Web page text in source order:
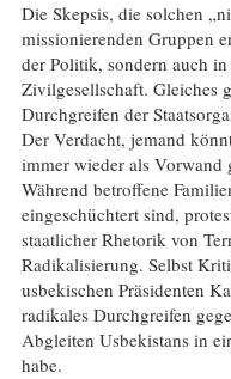
Die Skepsis, die solchen
missionierenden Gruppen
der Politik, sondern auch
Zivilgesellschaft. Gleiches
Durchgreifen der
Der Verdacht, jemand
immer wieder als Vorwand
Während betroffene
eingeschüchtert sind,
staatlicher Rhetorik von
Radikalisierung. Selbst
usbekischen Präsidenten
radikales Durchgreifen
Abgleiten Usbekistans in
habe.